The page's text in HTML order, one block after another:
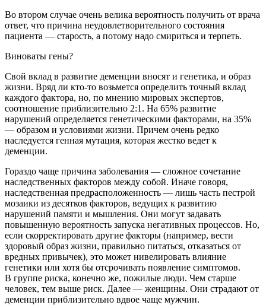
Во втором случае очень велика вероятность получить от врача
ответ, что причина неудовлетворительного состояния
пациента — старость, а потому надо смириться и терпеть.
Виноваты гены?
Свой вклад в развитие деменции вносят и генетика, и образ
жизни. Вряд ли кто-то возьмется определить точный вклад
каждого фактора, но, по мнению мировых экспертов,
соотношение приблизительно 2:1. На 65% развитие
нарушений определяется генетическими факторами, на 35%
— образом и условиями жизни. Причем очень редко
наследуется генная мутация, которая жестко ведет к
деменции.
Гораздо чаще причина заболевания — сложное сочетание
наследственных факторов между собой. Иначе говоря,
наследственная предрасположенность — лишь часть пестрой
мозаики из десятков факторов, ведущих к развитию
нарушений памяти и мышления. Они могут задавать
повышенную вероятность запуска негативных процессов. Но,
если скорректировать другие факторы (например, вести
здоровый образ жизни, правильно питаться, отказаться от
вредных привычек), это может нивелировать влияние
генетики или хотя бы отсрочивать появление симптомов.
В группе риска, конечно же, пожилые люди. Чем старше
человек, тем выше риск. Далее — женщины. Они страдают от
деменции приблизительно вдвое чаще мужчин.